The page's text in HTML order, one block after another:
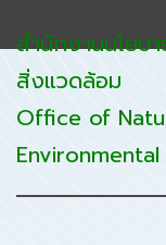
สำนักงานนโยบ
สิ่งแวดล้อม
Office of